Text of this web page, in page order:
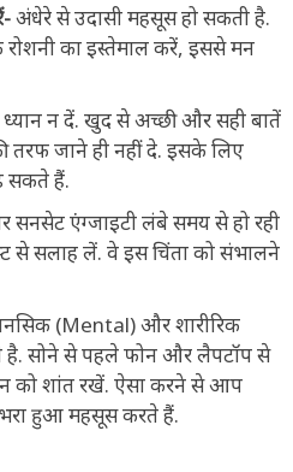
अंधेरे से उदासी महसूस हो सकती है.
का इस्तेमाल करें, इससे मन
न दें. खुद से अच्छी और सही बातें
तरफ जाने ही नहीं दे. इसके लिए
सकते हैं.
सनसेट एंग्जाइटी लंबे समय से हो रही
से सलाह लें. वे इस चिंता को संभालने
(Mental) और शारीरिक
सोने से पहले फोन और लैपटॉप से
को शांत रखें. ऐसा करने से आप
हुआ महसूस करते हैं.